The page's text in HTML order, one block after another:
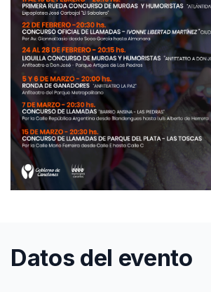
Datos del evento